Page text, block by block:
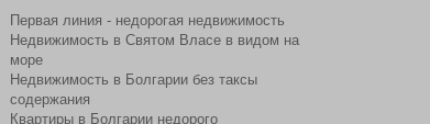
Первая линия - недорогая недвижимость
Недвижимость в Святом Власе в видом на
море
Недвижимость в Болгарии без таксы
содержания
Квартиры в Болгарии недорого